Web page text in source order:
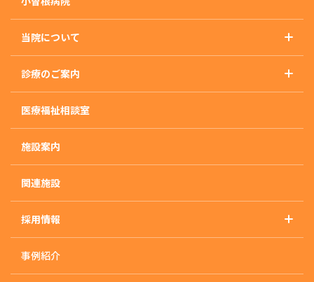
当院について
基本理念
概要・沿革・施設基準
診療のご案内
診療のご案内トップ
精神科
入院治療について
入・退院の流れ
入院生活について
医療福祉相談室
施設案内
関連施設
採用情報
採用情報トップ
採用に関するお知らせ
事例紹介